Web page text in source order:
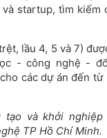
startup, tìm kiếm
lầu 4, 5 và 7)
- công nghệ -
các dự án đến từ
và khởi nghiệp
TP Hồ Chí Minh.